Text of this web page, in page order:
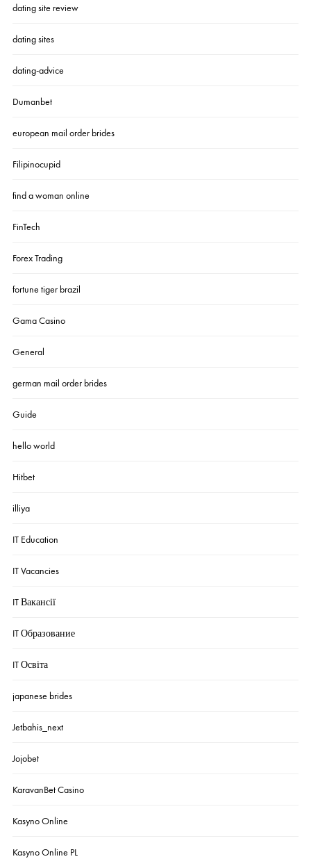
dating site review
dating sites
dating-advice
Dumanbet
european mail order brides
Filipinocupid
find a woman online
FinTech
Forex Trading
fortune tiger brazil
Gama Casino
General
german mail order brides
Guide
hello world
Hitbet
illiya
IT Education
IT Vacancies
IT Вакансії
IT Образование
IT Освіта
japanese brides
Jetbahis_next
Jojobet
KaravanBet Casino
Kasyno Online
Kasyno Online PL